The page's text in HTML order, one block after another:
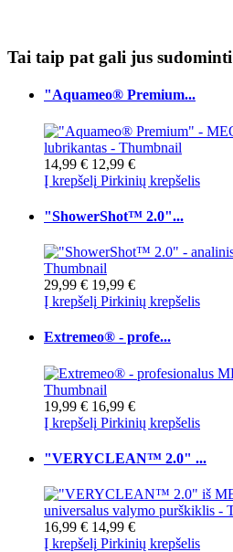
Tai taip pat gali jus
"Aquameo® Premium...
14,99 € 12,99 €
Į krepšelį Pirkinių krepšelis
"ShowerShot™ 2.0"...
29,99 € 19,99 €
Į krepšelį Pirkinių krepšelis
Extremeo® - profe...
19,99 € 16,99 €
Į krepšelį Pirkinių krepšelis
"VERYCLEAN™ 2.0" ...
16,99 € 14,99 €
Į krepšelį Pirkinių krepšelis